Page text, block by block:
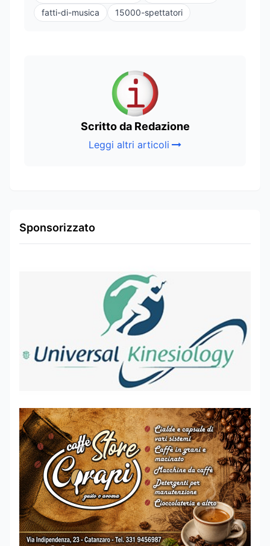
fatti-di-musica
15000-spettatori
Scritto da Redazione
Leggi altri articoli
Sponsorizzato